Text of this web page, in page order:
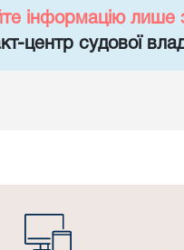
інформацію лише
центр судової